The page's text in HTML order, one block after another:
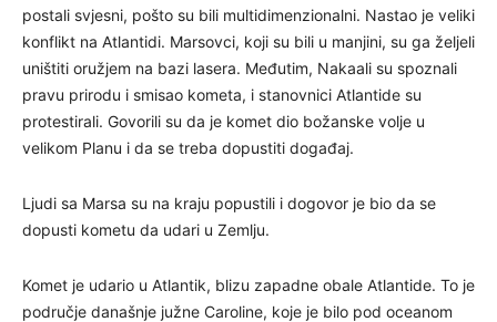
postali svjesni, pošto su bili multidimenzionalni. Nastao je veliki
konflikt na Atlantidi. Marsovci, koji su bili u manjini, su ga željeli
uništiti oružjem na bazi lasera. Međutim, Nakaali su spoznali
pravu prirodu i smisao kometa, i stanovnici Atlantide su
protestirali. Govorili su da je komet dio božanske volje u
velikom Planu i da se treba dopustiti događaj.
Ljudi sa Marsa su na kraju popustili i dogovor je bio da se
dopusti kometu da udari u Zemlju.
Komet je udario u Atlantik, blizu zapadne obale Atlantide. To je
područje današnje južne Caroline, koje je bilo pod oceanom